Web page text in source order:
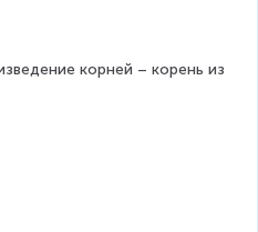
корней – корень из